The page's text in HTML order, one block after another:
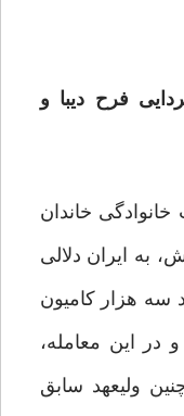
فرح دیبا و
خاندان
به ایران دلالی
هزار کامیون
در این معامله،
ولیعهد سابق